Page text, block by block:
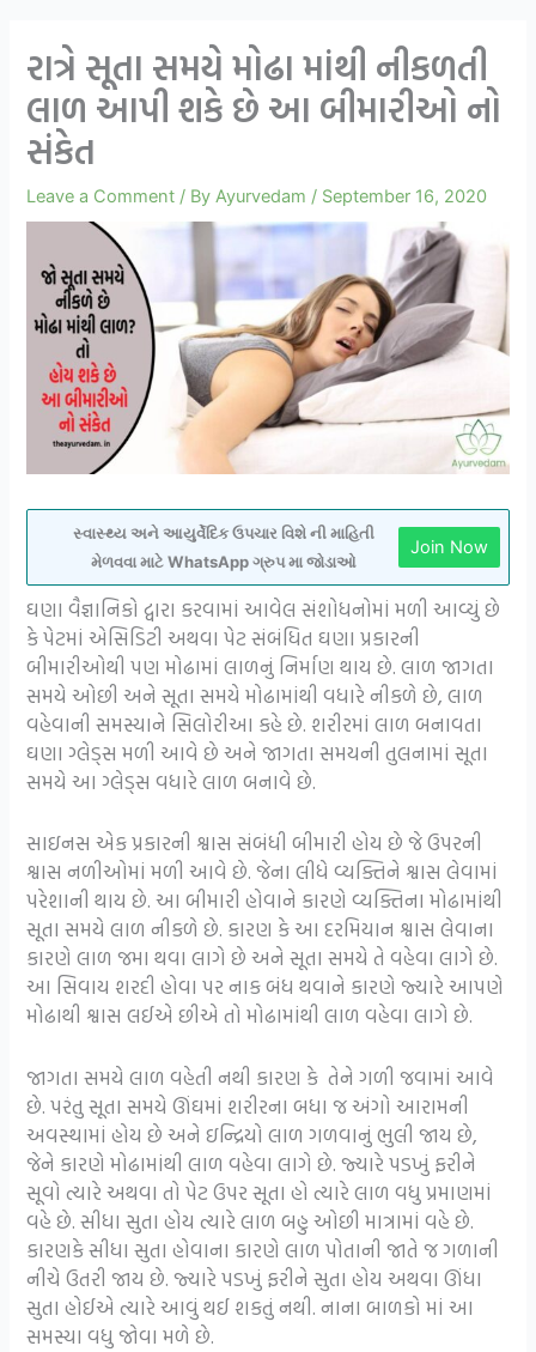
રાત્રે સૂતા સમયે મોઢા માંથી નીકળતી
લાળ આપી શકે છે આ બીમારીઓ નો
સંકેત
Leave a Comment / ByAyurvedam / September 16, 2020
સ્વાસ્થ્ય અને આયુર્વેદિક ઉપચાર વિશે ની માહિતી
મેળવવા માટે WhatsApp ગ્રુપ મા જોડાઓ
Join Now
ઘણા વૈજ્ઞાનિકો દ્વારા કરવામાં આવેલ સંશોધનોમાં મળી આવ્યું છે
કે પેટમાં એસિડિટી અથવા પેટ સંબંધિત ઘણા પ્રકારની
બીમારીઓથી પણ મોઢામાં લાળનું નિર્માણ થાય છે. લાળ જાગતા
સમયે ઓછી અને સૂતા સમયે મોઢામાંથી વધારે નીકળે છે, લાળ
વહેવાની સમસ્યાને સિલોરીઆ કહે છે. શરીરમાં લાળ બનાવતા
ઘણા ગ્લેડ્સ મળી આવે છે અને જાગતા સમયની તુલનામાં સૂતા
સમયે આ ગ્લેડ્સ વધારે લાળ બનાવે છે.
સાઇનસ એક પ્રકારની શ્વાસ સંબંધી બીમારી હોય છે જે ઉપરની
શ્વાસ નળીઓમાં મળી આવે છે. જેના લીધે વ્યક્તિને શ્વાસ લેવામાં
પરેશાની થાય છે. આ બીમારી હોવાને કારણે વ્યક્તિના મોઢામાંથી
સૂતા સમયે લાળ નીકળે છે. કારણ કે આ દરમિયાન શ્વાસ લેવાના
કારણે લાળ જમા થવા લાગે છે અને સૂતા સમયે તે વહેવા લાગે છે.
આ સિવાય શરદી હોવા પર નાક બંધ થવાને કારણે જ્યારે આપણે
મોઢાથી શ્વાસ લઈએ છીએ તો મોઢામાંથી લાળ વહેવા લાગે છે.
જાગતા સમયે લાળ વહેતી નથી કારણ કે તેને ગળી જવામાં આવે
છે. પરંતુ સૂતા સમયે ઊંઘમાં શરીરના બધા જ અંગો આરામની
અવસ્થામાં હોય છે અને ઇન્દ્રિયો લાળ ગળવાનું ભુલી જાય છે,
જેને કારણે મોઢામાંથી લાળ વહેવા લાગે છે. જ્યારે પડખું ફરીને
સૂવો ત્યારે અથવા તો પેટ ઉપર સૂતા હો ત્યારે લાળ વધુ પ્રમાણમાં
વહે છે. સીધા સુતા હોય ત્યારે લાળ બહુ ઓછી માત્રામાં વહે છે.
કારણકે સીધા સુતા હોવાના કારણે લાળ પોતાની જાતે જ ગળાની
નીચે ઉતરી જાય છે. જ્યારે પડખું ફરીને સુતા હોય અથવા ઊંધા
સુતા હોઈએ ત્યારે આવું થઈ શકતું નથી. નાના બાળકો માં આ
સમસ્યા વધુ જોવા મળે છે.